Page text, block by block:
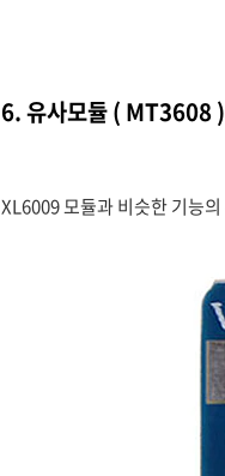
6. 유사모듈 ( MT3608 )
XL6009 모듈과 비슷한 기능